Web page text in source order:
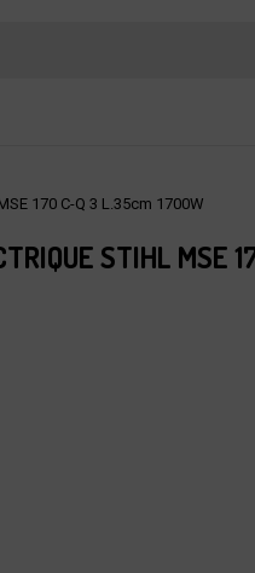
170 C-Q 3 L.35cm 1700W
STIHL MSE